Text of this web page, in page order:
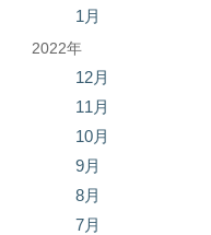
1月
2022年
12月
11月
10月
9月
8月
7月